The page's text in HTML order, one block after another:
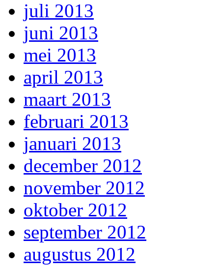
juli 2013
juni 2013
mei 2013
april 2013
maart 2013
februari 2013
januari 2013
december 2012
november 2012
oktober 2012
september 2012
augustus 2012